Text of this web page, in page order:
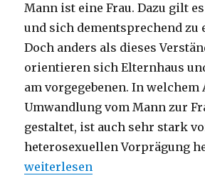
Mann ist eine Frau. Dazu gilt
und sich dementsprechend zu
Doch anders als dieses
orientieren sich Elternhaus
am vorgegebenen. In
Umwandlung vom Mann zur
gestaltet, ist auch sehr stark
heterosexuellen Vorprägung
„Mehr als nur ein
weiterlesen